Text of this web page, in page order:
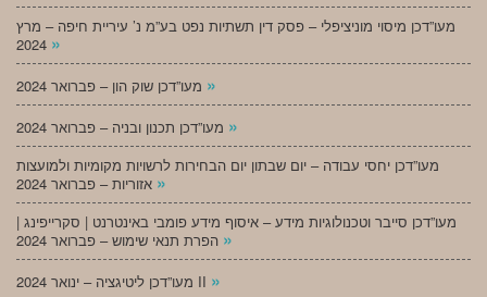
מעו”דכן מיסוי מוניציפלי – פסק דין תשתיות נפט בע”מ נ’ עיריית חיפה – מרץ
»
»
»
מעו”דכן יחסי עבודה – יום שבתון יום הבחירות לרשויות מקומיות ולמועצות
»
מעו”דכן סייבר וטכנולוגיות מידע – איסוף מידע פומבי באינטרנט | סקרייפינג |
»
מעו”דכן ליטיגציה – ינואר 2024 II »